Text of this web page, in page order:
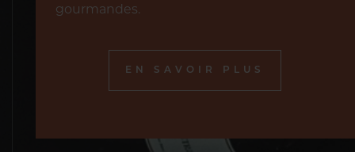
gourmandes.
EN SAVOIR PLUS